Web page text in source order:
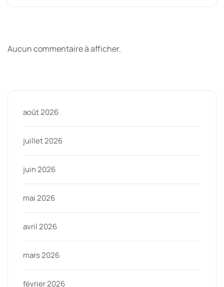
Aucun commentaire à afficher.
août 2026
juillet 2026
juin 2026
mai 2026
avril 2026
mars 2026
février 2026